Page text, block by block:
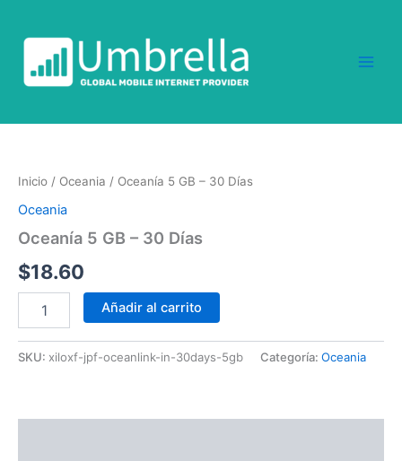
contenido
Inicio / Oceania / Oceanía 5 GB – 30 Días
Oceania
Oceanía 5 GB – 30 Días
$18.60
-
30
cantidad
Añadir al carrito
SKU: xiloxf-jpf-oceanlink-in-30days-5gb Categoría: Oceania